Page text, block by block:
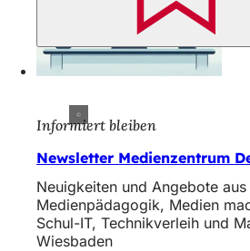
Informiert bleiben
Newsletter Medienzentrum
Neuigkeiten und Angebote
Medienpädagogik, Medien
Schul-IT, Technikverleih und
Wiesbaden